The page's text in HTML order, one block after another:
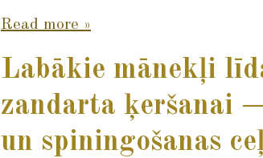
Read more »
Labākie mānekļi
zandarta ķeršanai
un spiningošanas